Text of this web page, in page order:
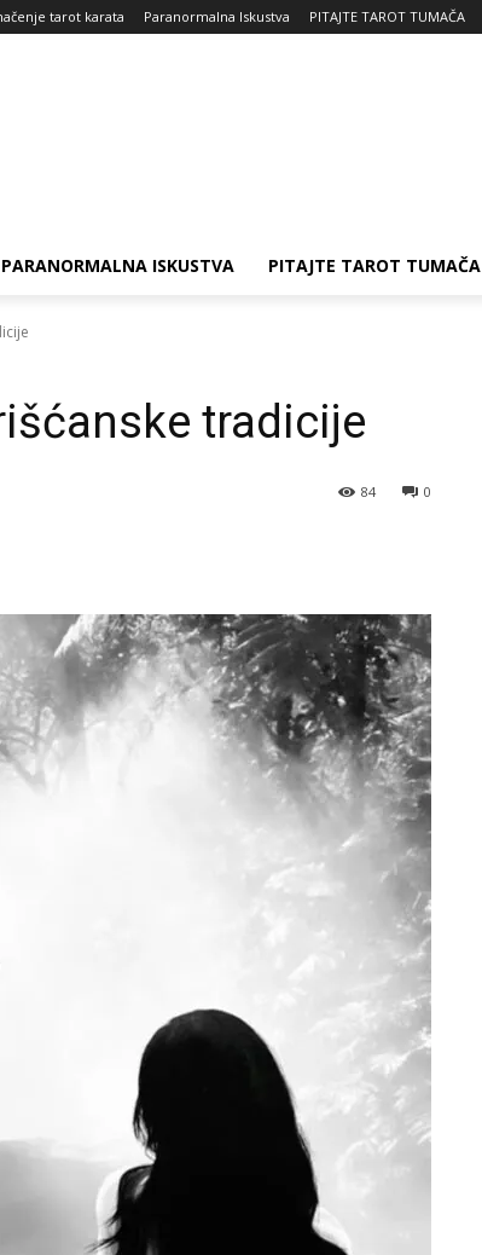
tarot karata Paranormalna Iskustva PITAJTE TAROT TUMAČA
PARANORMALNA ISKUSTVA PITAJTE TAROT TUMAČA
tradicije
0
84